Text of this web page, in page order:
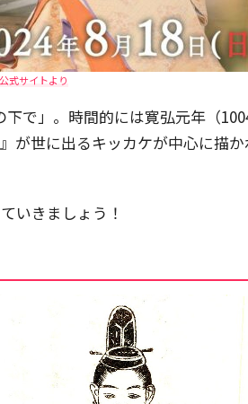
式サイトより
で」。時間的には寛弘元年（
が世に出るキッカケが中心に描か
いきましょう！